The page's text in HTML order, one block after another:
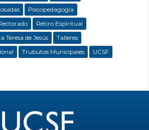
Psicopedagogía
Retiro Espiritual
Teresa de Jesús
Talleres
Trubutos Municipales UCSF